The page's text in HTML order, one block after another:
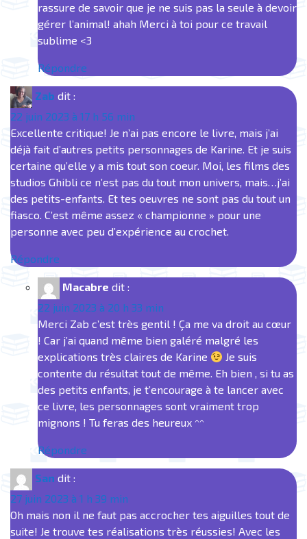
rassure de savoir que je ne suis pas la seule à devoir
gérer l’animal! ahah Merci à toi pour ce travail
sublime <3
Répondre
Zab dit :
22 juin 2023 à 17 h 56 min
Excellente critique! Je n’ai pas encore le livre, mais j’ai
déjà fait d’autres petits personnages de Karine. Et je suis
certaine qu’elle y a mis tout son coeur. Moi, les films des
studios Ghibli ce n’est pas du tout mon univers, mais…j’ai
des petits-enfants. Et tes oeuvres ne sont pas du tout un
fiasco. C’est même assez « championne » pour une
personne avec peu d’expérience au crochet.
Répondre
Macabre dit :
22 juin 2023 à 20 h 33 min
Merci Zab c’est très gentil ! Ça me va droit au cœur
! Car j’ai quand même bien galéré malgré les
explications très claires de Karine
Je suis
contente du résultat tout de même. Eh bien , si tu as
des petits enfants, je t’encourage à te lancer avec
ce livre, les personnages sont vraiment trop
mignons ! Tu feras des heureux ^^
Répondre
San dit :
27 juin 2023 à 1 h 39 min
Oh mais non il ne faut pas accrocher tes aiguilles tout de
suite! Je trouve tes réalisations très réussies! Avec les